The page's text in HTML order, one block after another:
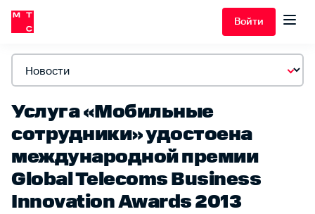
Войти
Услуга «Мобильные
сотрудники» удостоена
международной премии
Global Telecoms Business
Innovation Awards 2013